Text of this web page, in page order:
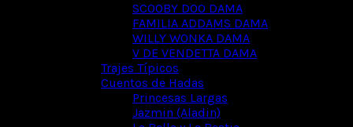
SCOOBY DOO DAMA
FAMILIA ADDAMS DAMA
WILLY WONKA DAMA
V DE VENDETTA DAMA
Trajes Típicos
Cuentos de Hadas
Princesas Largas
Jazmin (Aladin)